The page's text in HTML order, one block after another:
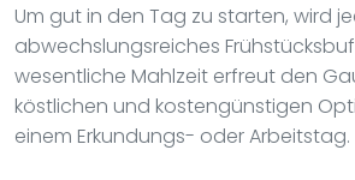
Um gut in den Tag zu starten, wird
abwechslungsreiches
wesentliche Mahlzeit erfreut den
köstlichen und kostengünstigen
einem Erkundungs- oder Arbeitstag.